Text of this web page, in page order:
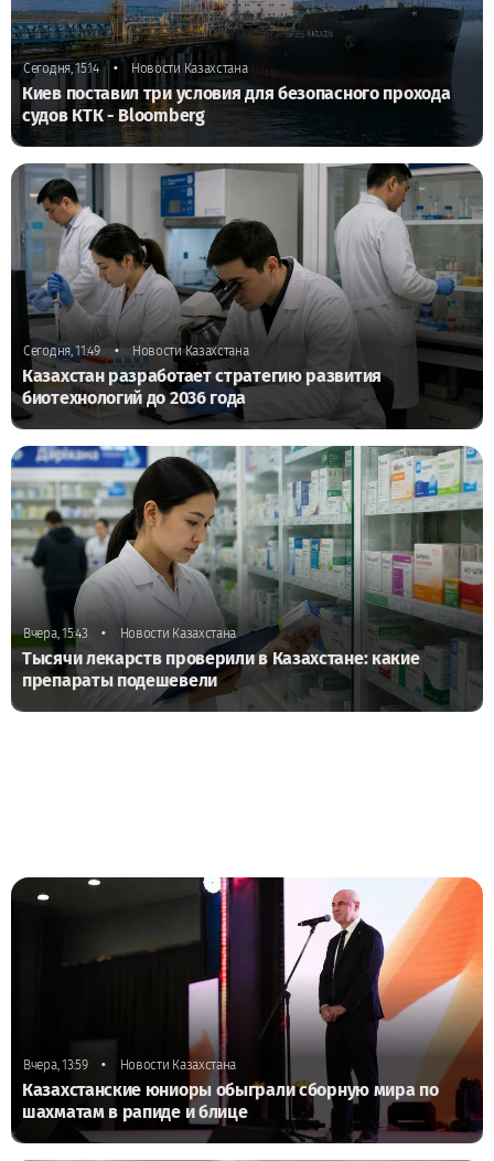
Сегодня, 15:14 • Новости Казахстана
Киев поставил три условия для безопасного прохода
судов КТК - Bloomberg
Сегодня, 11:49 • Новости Казахстана
Казахстан разработает стратегию развития
биотехнологий до 2036 года
Вчера, 15:43 • Новости Казахстана
Тысячи лекарств проверили в Казахстане: какие
препараты подешевели
Вчера, 13:59 • Новости Казахстана
Казахстанские юниоры обыграли сборную мира по
шахматам в рапиде и блице